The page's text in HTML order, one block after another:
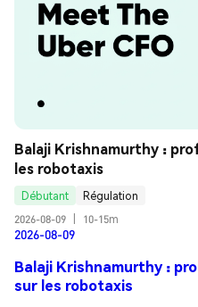
Balaji Krishnamurthy :
les robotaxis
Débutant
Régulation
2026-08-09
10-15m
2026-08-09
Balaji Krishnamurthy :
sur les robotaxis